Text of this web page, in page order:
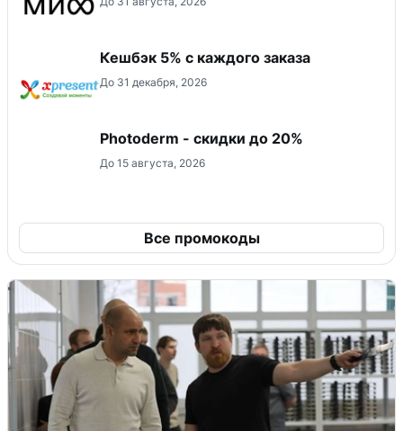
Кешбэк 5% с каждого заказа
До 31 декабря, 2026
Photoderm - скидки до 20%
До 15 августа, 2026
Все промокоды